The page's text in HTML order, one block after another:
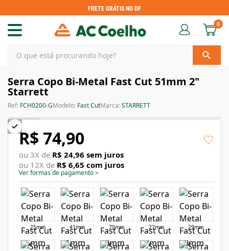
FRETE GRÁTIS NO DF
0
Serra Copo Bi-Metal Fast Cut 51mm 2"
Starrett
Ref: FCH0200-GModelo: Fast CutMarca:STARRETT
R$ 74,90
ou 3X de R$ 24,96 sem juros
ou 12X de R$ 6,65 com juros
Ver formas de pagamento>
25mm 41mm 70mm 27mm 29mm